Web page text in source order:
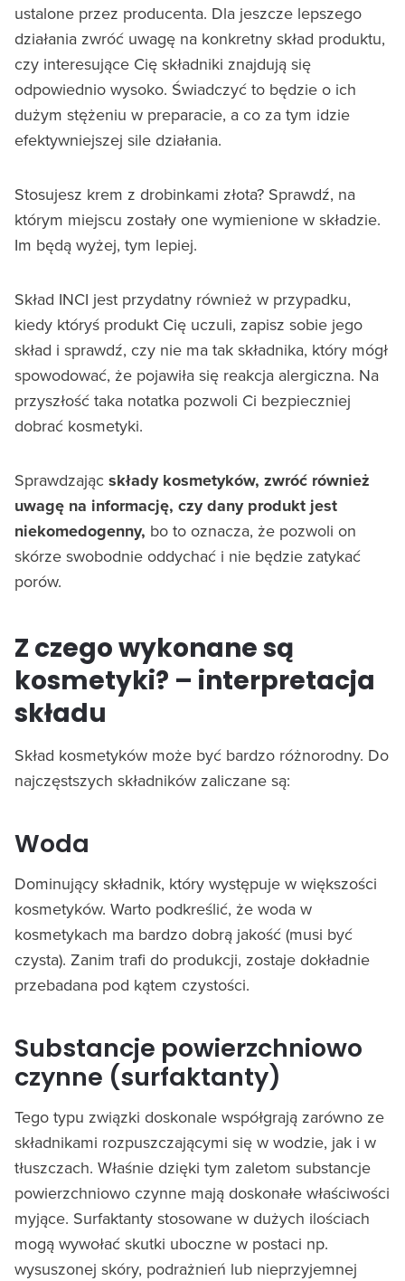
ustalone przez producenta. Dla jeszcze lepszego
działania zwróć uwagę na konkretny skład produktu,
czy interesujące Cię składniki znajdują się
odpowiednio wysoko. Świadczyć to będzie o ich
dużym stężeniu w preparacie, a co za tym idzie
efektywniejszej sile działania.
Stosujesz krem z drobinkami złota? Sprawdź, na
którym miejscu zostały one wymienione w składzie.
Im będą wyżej, tym lepiej.
Skład INCI jest przydatny również w przypadku,
kiedy któryś produkt Cię uczuli, zapisz sobie jego
skład i sprawdź, czy nie ma tak składnika, który mógł
spowodować, że pojawiła się reakcja alergiczna. Na
przyszłość taka notatka pozwoli Ci bezpieczniej
dobrać kosmetyki.
Sprawdzając składy kosmetyków, zwróć również
uwagę na informację, czy dany produkt jest
niekomedogenny, bo to oznacza, że pozwoli on
skórze swobodnie oddychać i nie będzie zatykać
porów.
Z czego wykonane są
kosmetyki? – interpretacja
składu
Skład kosmetyków może być bardzo różnorodny. Do
najczęstszych składników zaliczane są:
Woda
Dominujący składnik, który występuje w większości
kosmetyków. Warto podkreślić, że woda w
kosmetykach ma bardzo dobrą jakość (musi być
czysta). Zanim trafi do produkcji, zostaje dokładnie
przebadana pod kątem czystości.
Substancje powierzchniowo
czynne (surfaktanty)
Tego typu związki doskonale współgrają zarówno ze
składnikami rozpuszczającymi się w wodzie, jak i w
tłuszczach. Właśnie dzięki tym zaletom substancje
powierzchniowo czynne mają doskonałe właściwości
myjące. Surfaktanty stosowane w dużych ilościach
mogą wywołać skutki uboczne w postaci np.
wysuszonej skóry, podrażnień lub nieprzyjemnej